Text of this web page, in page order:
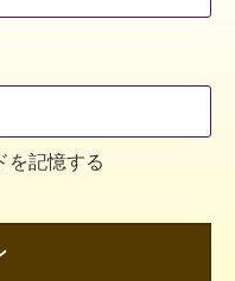
を記憶する